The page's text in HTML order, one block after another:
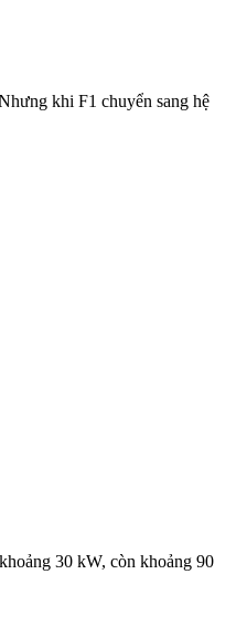
khi F1 chuyển sang hệ
30 kW, còn khoảng 90